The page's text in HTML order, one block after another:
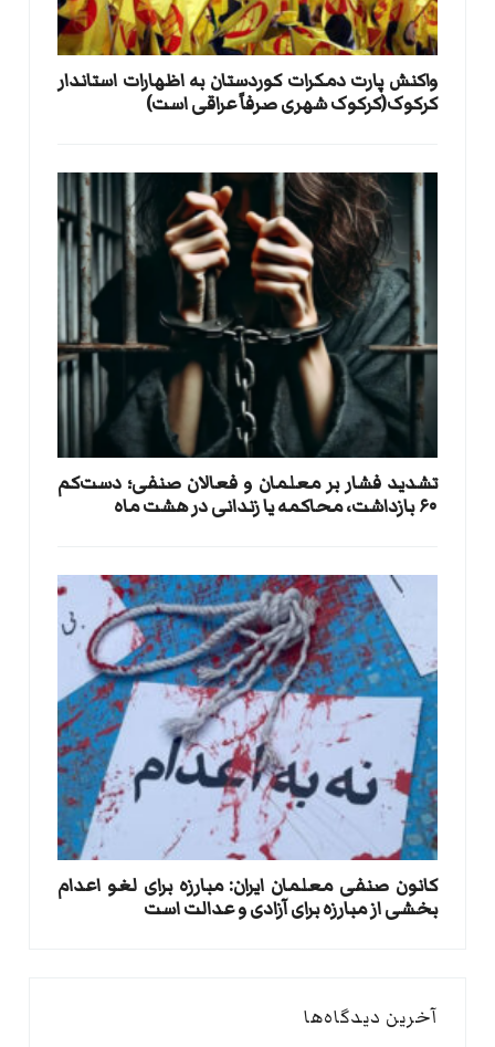
واکنش پارت دمکرات کوردستان به اظهارات استاندار
کرکوک(کرکوک شهری صرفاً عراقی است)
تشدید فشار بر معلمان و فعالان صنفی؛ دست‌کم
۶۰ بازداشت، محاکمه یا زندانی در هشت ماه
کانون صنفی معلمان ایران: مبارزه برای لغو اعدام
بخشی از مبارزه برای آزادی و عدالت است
آخرین دیدگاه‌ها